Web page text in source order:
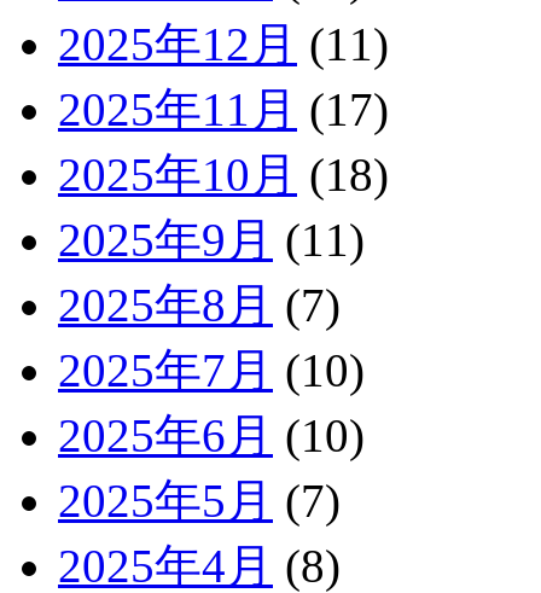
2025年12月 (11)
2025年11月 (17)
2025年10月 (18)
2025年9月 (11)
2025年8月 (7)
2025年7月 (10)
2025年6月 (10)
2025年5月 (7)
2025年4月 (8)